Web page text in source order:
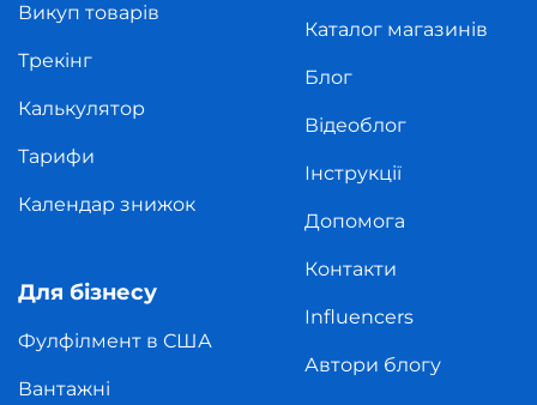
Викуп товарів
Трекінг
Калькулятор
Тарифи
Календар знижок
Для бізнесу
Фулфілмент в США
Вантажні
Каталог магазинів
Блог
Відеоблог
Інструкції
Допомога
Контакти
Influencers
Автори блогу